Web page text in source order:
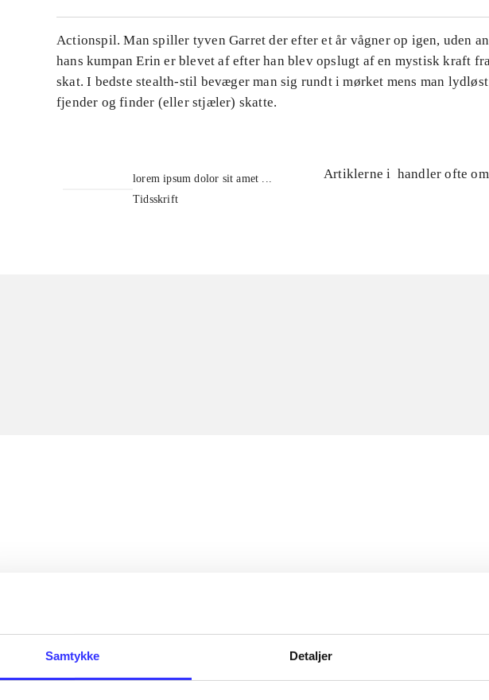
Samtykke Detaljer
Actionspil. Man spiller tyven Garret der efter et år vågner op igen, uden
hans kumpan Erin er blevet af efter han blev opslugt af en mystisk kraft
skat. I bedste stealth-stil bevæger man sig rundt i mørket mens man
fjender og finder (eller stjæler) skatte.
lorem ipsum dolor sit amet ...
Tidsskrift
Artiklerne i handler ofte om
...